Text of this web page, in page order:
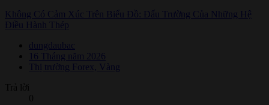
Không Có Cảm Xúc Trên Biểu Đồ: Đấu Trường Của Những Hệ
Điều Hành Thép
dungdaubac
16 Tháng năm 2026
Thị trường Forex, Vàng
Trả lời
0